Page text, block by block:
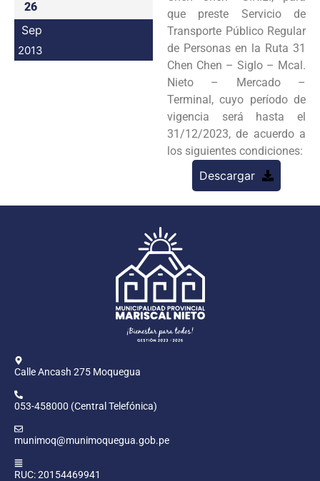
26
Sep
2013
que preste Servicio de
Transporte Público Regular
de Personas en la Ruta 31
Chen Chen – Siglo – Mcal.
Nieto – Mercado –
Terminal, cuyo período de
vigencia será hasta el
31/12/2023, de acuerdo a
los siguientes condiciones:
Descargar
Calle Ancash 275 Moquegua
053-458000 (Central Telefónica)
munimoq@munimoquegua.gob.pe
RUC: 20154469941